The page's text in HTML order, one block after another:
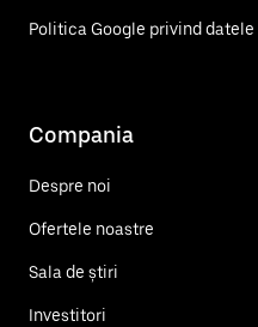
Politica Google privind datele
Compania
Despre noi
Ofertele noastre
Sala de știri
Investitori